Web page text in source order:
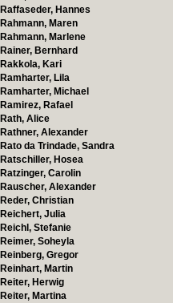
Raffaseder, Hannes
Rahmann, Maren
Rahmann, Marlene
Rainer, Bernhard
Rakkola, Kari
Ramharter, Lila
Ramharter, Michael
Ramirez, Rafael
Rath, Alice
Rathner, Alexander
Rato da Trindade, Sandra
Ratschiller, Hosea
Ratzinger, Carolin
Rauscher, Alexander
Reder, Christian
Reichert, Julia
Reichl, Stefanie
Reimer, Soheyla
Reinberg, Gregor
Reinhart, Martin
Reiter, Herwig
Reiter, Martina